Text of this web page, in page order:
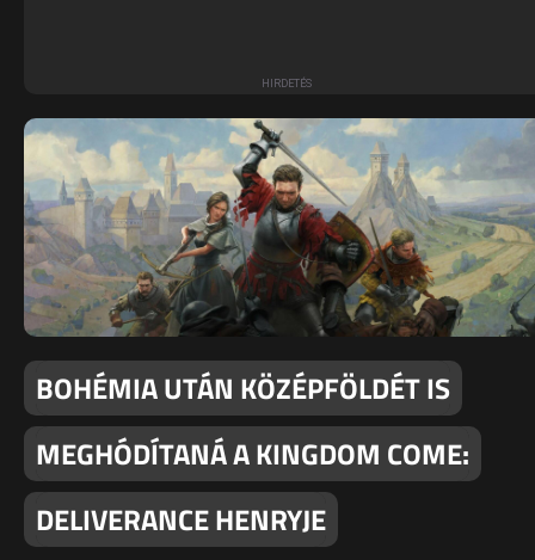
BOHÉMIA UTÁN KÖZÉPFÖLDÉT IS
MEGHÓDÍTANÁ A KINGDOM COME:
DELIVERANCE HENRYJE